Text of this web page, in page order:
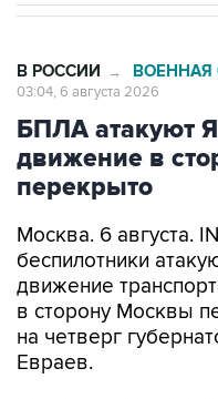
БПЛА атакуют
движение в
перекрыто
Москва. 6 августа.
движение
в сторону Москвы
на четверг
Евраев.
"В целях